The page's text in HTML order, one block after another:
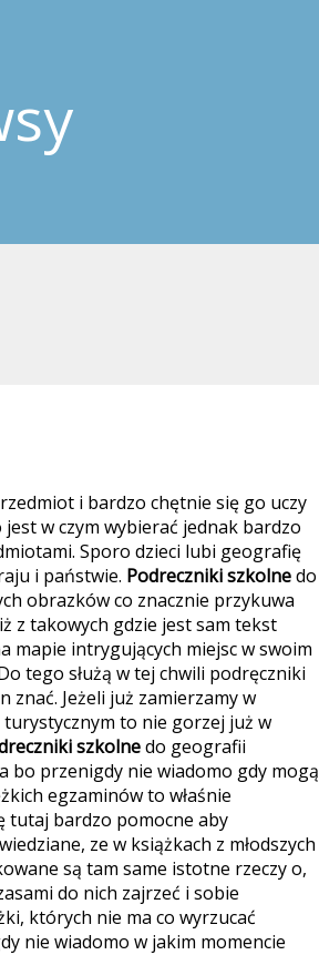
i bardzo chętnie się go uczy
w czym wybierać jednak bardzo
Sporo dzieci lubi geografię
i państwie. Podreczniki szkolnedo
obrazków co znacznie przykuwa
z takowych gdzie jest sam tekst
mapie intrygujących miejsc w swoim
tego służą w tej chwili podręczniki
znać. Jeżeli już zamierzamy w
to nie gorzej już w
szkolnedo geografii
bo przenigdy nie wiadomo gdy mogą
egzaminów to właśnie
tutaj bardzo pomocne aby
ze w książkach z młodszych
są tam same istotne rzeczy o,
do nich zajrzeć i sobie
których nie ma co wyrzucać
nie wiadomo w jakim momencie